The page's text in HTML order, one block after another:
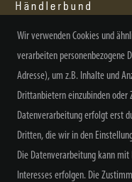
Wir verwenden Cookies und
verarbeiten personenbezogene
Adresse), um z.B. Inhalte und
Drittanbietern einzubinden oder
Datenverarbeitung erfolgt erst
Dritten, die wir in den
Die Datenverarbeitung kann
Interesses erfolgen. Die